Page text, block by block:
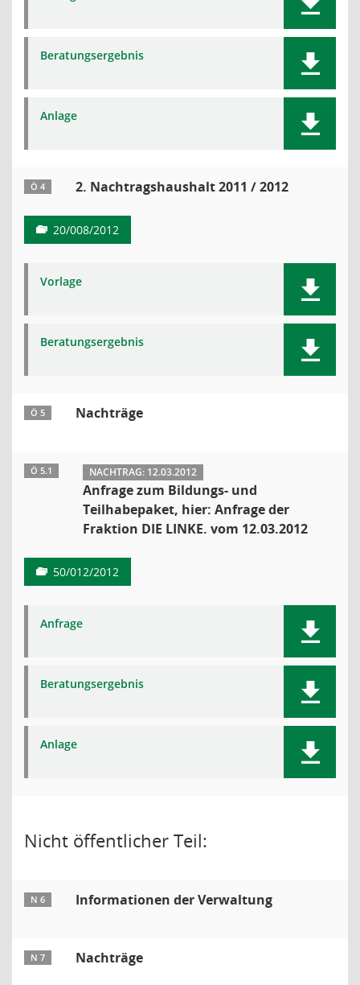
Beratungsergebnis
Anlage
Ö 4 2. Nachtragshaushalt 2011 / 2012
20/008/2012
Vorlage
Beratungsergebnis
Ö 5 Nachträge
Ö 5.1 NACHTRAG: 12.03.2012
Anfrage zum Bildungs- und
Teilhabepaket, hier: Anfrage der
Fraktion DIE LINKE. vom 12.03.2012
50/012/2012
Anfrage
Beratungsergebnis
Anlage
Nicht öffentlicher Teil:
N 6 Informationen der Verwaltung
N 7 Nachträge